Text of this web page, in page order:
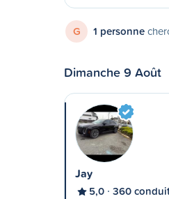
G 1 personne
Dimanche 9 Août
Jay
5,0 360